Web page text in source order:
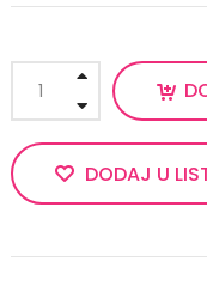
DODAJ U